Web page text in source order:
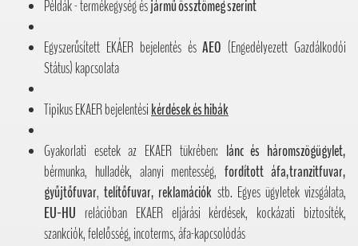
Példák - termékegység ésjármű össztömeg szerint
Egyszerűsített EKÁER bejelentés és AEO (Engedélyezett Gazdálkodói
Státus) kapcsolata
Tipikus EKAER bejelentésikérdések és hibák
Gyakorlati esetek az EKAER tükrében: lánc és háromszögügylet,
bérmunka, hulladék, alanyi mentesség,fordított áfa,tranzitfuvar,
gyűjtőfuvar,telítőfuvar, reklamációk stb. Egyes ügyletek vizsgálata,
EU-HU relációban EKAER eljárási kérdések, kockázati biztosíték,
szankciók, felelősség, incoterms, áfa-kapcsolódás